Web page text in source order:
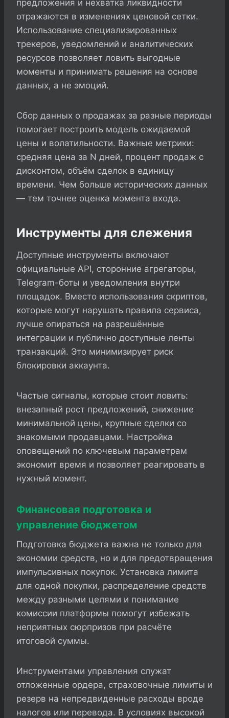
предложения и нехватка ликвидности
отражаются в изменениях ценовой сетки.
Использование специализированных
трекеров, уведомлений и аналитических
ресурсов позволяет ловить выгодные
моменты и принимать решения на основе
данных, а не эмоций.
Сбор данных о продажах за разные периоды
помогает построить модель ожидаемой
цены и волатильности. Важные метрики:
средняя цена за N дней, процент продаж с
дисконтом, объём сделок в единицу
времени. Чем больше исторических данных
— тем точнее оценка момента входа.
Инструменты для слежения
Доступные инструменты включают
официальные API, сторонние агрегаторы,
Telegram-боты и уведомления внутри
площадок. Вместо использования скриптов,
которые могут нарушать правила сервиса,
лучше опираться на разрешённые
интеграции и публично доступные ленты
транзакций. Это минимизирует риск
блокировки аккаунта.
Частые сигналы, которые стоит ловить:
внезапный рост предложений, снижение
минимальной цены, крупные сделки со
знакомыми продавцами. Настройка
оповещений по ключевым параметрам
экономит время и позволяет реагировать в
нужный момент.
Финансовая подготовка и
управление бюджетом
Подготовка бюджета важна не только для
экономии средств, но и для предотвращения
импульсивных покупок. Установка лимита
для одной покупки, распределение средств
между разными целями и понимание
комиссии платформы помогут избежать
неприятных сюрпризов при расчёте
итоговой суммы.
Инструментами управления служат
отложенные ордера, страховочные лимиты и
резерв на непредвиденные расходы вроде
налогов или перевода. В условиях высокой